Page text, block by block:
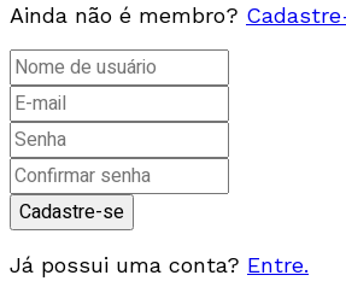
Ainda não é membro?
Já possui uma conta? Entre.